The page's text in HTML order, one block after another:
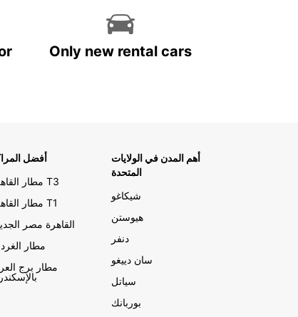
Only new rental cars
أفضل
مطار القاهرة T3
مطار القاهرة T1
القاهرة مصر
مطار
مطار برج
أهم المدن في الولايات
المتحدة
شيكاغو
هيوستن
دنفر
سان دييغو
سياتل
بوربانك